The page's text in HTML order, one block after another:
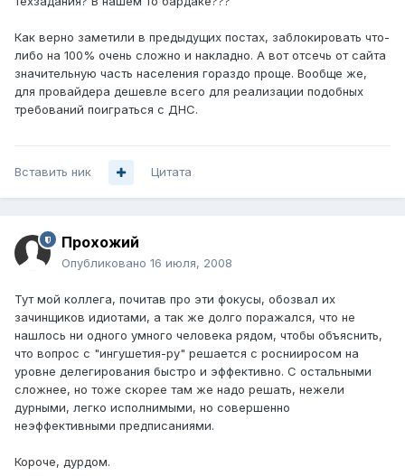
Как верно заметили в предыдущих постах, заблокировать что-
либо на 100% очень сложно и накладно. А вот отсечь от сайта
значительную часть населения гораздо проще. Вообще же,
для провайдера дешевле всего для реализации подобных
требований поиграться с ДНС.
Вставить ник Цитата
Прохожий
Опубликовано 16 июля, 2008
Тут мой коллега, почитав про эти фокусы, обозвал их
зачинщиков идиотами, а так же долго поражался, что не
нашлось ни одного умного человека рядом, чтобы объяснить,
что вопрос с "ингушетия-ру" решается с роснииросом на
уровне делегирования быстро и эффективно. С остальными
сложнее, но тоже скорее там же надо решать, нежели
дурными, легко исполнимыми, но совершенно
неэффективными предписаниями.
Короче, дурдом.